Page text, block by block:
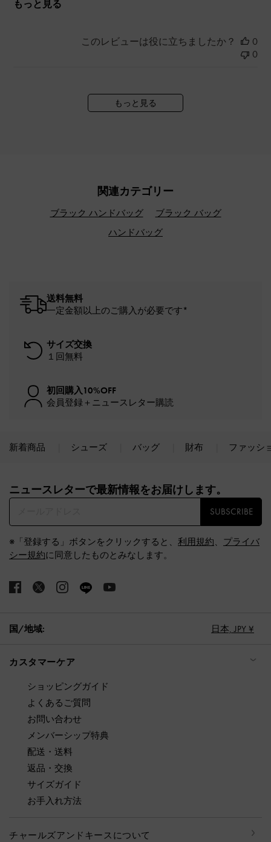
もっと見る
このレビューは役に立ちましたか？
0
0
もっと見る
関連カテゴリー
ブラック ハンドバッグ
ブラック バッグ
ハンドバッグ
送料無料
一定金額以上のご購入が必要です*
サイズ交換
１回無料
初回購入10%OFF
会員登録＋ニュースレター購読
新着商品 シューズ バッグ 財布 ファッシ
ニュースレターで最新情報をお届けします。​
SUBSCRIBE
※「登録する」ボタンをクリックすると、 利用規約、 プライバ
シー規約に同意したものとみなします。
国/地域: 日本, JPY ¥
カスタマーケア
ショッピングガイド
よくあるご質問
お問い合わせ
メンバーシップ特典
配送・送料
返品・交換
サイズガイド
お手入れ方法
チャールズアンドキースについて